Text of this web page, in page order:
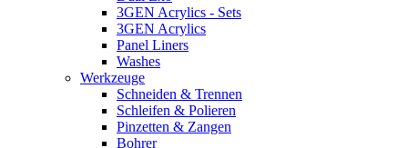
3GEN Acrylics - Sets
3GEN Acrylics
Panel Liners
Washes
Werkzeuge
Schneiden & Trennen
Schleifen & Polieren
Pinzetten & Zangen
Bohrer